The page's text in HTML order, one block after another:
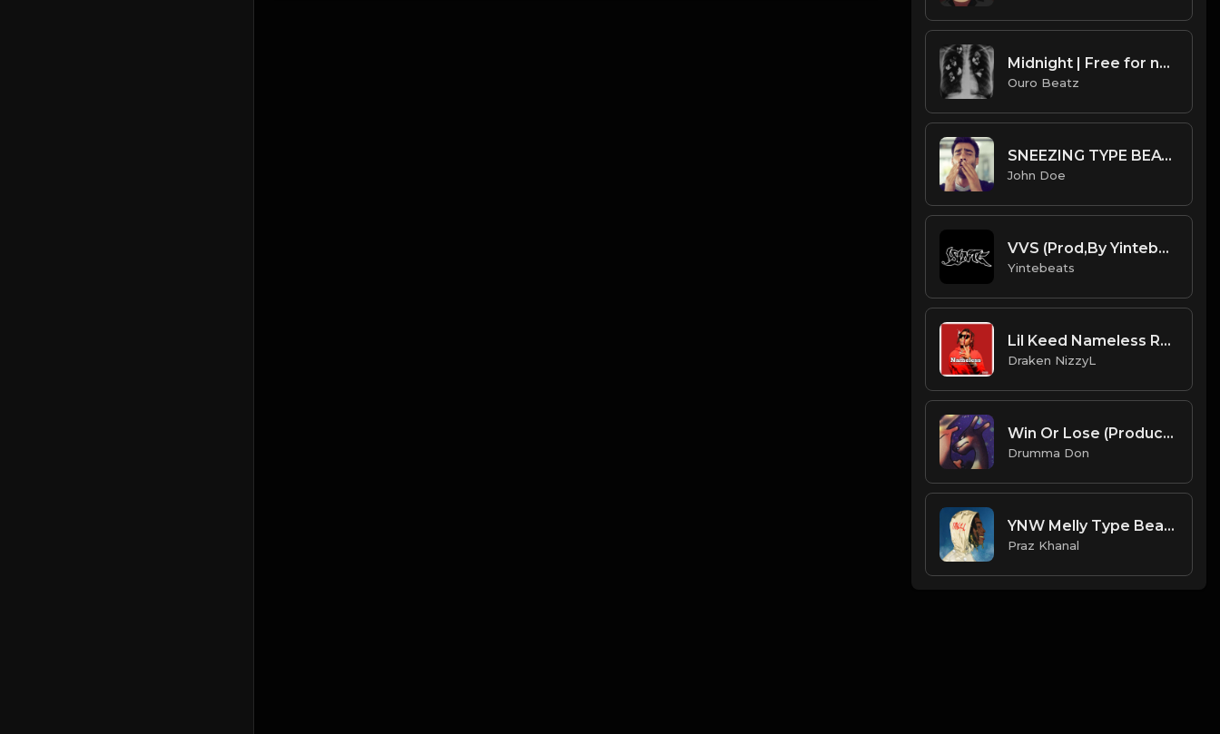
Midnight | Free for non profit use only
Ouro Beatz
SNEEZING TYPE BEAT ....4 likes to continue a series...
John Doe
VVS (Prod,By Yintebeats) Gunna type beat.mp3
Yintebeats
Lil Keed Nameless Remake ( Instrumental Prod By Draken NizzyL
Draken NizzyL
Win Or Lose (Produced By Zapz & Drumma Don)
Drumma Don
YNW Melly Type Beat- Suicidal
Praz Khanal